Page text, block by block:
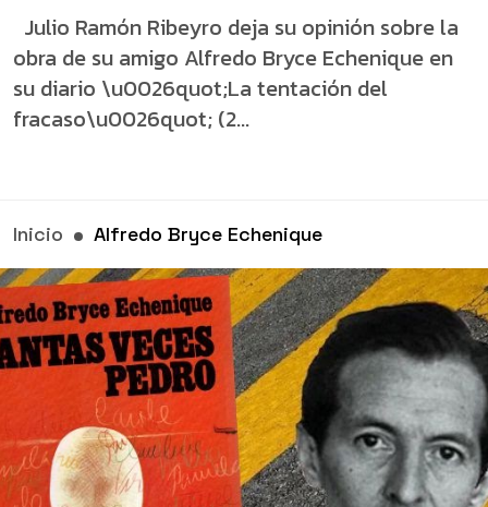
Julio Ramón Ribeyro deja su opinión sobre la
obra de su amigo Alfredo Bryce Echenique en
su diario \u0026quot;La tentación del
fracaso\u0026quot; (2...
Inicio Alfredo Bryce Echenique